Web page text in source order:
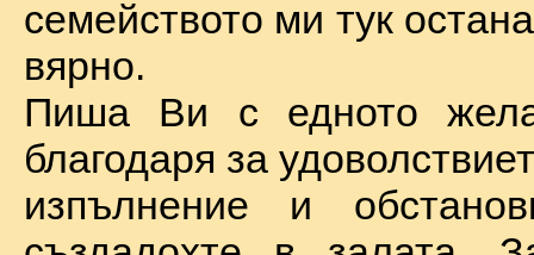
семейството ми тук
вярно.
Пиша Ви с едното
благодаря за
изпълнение и